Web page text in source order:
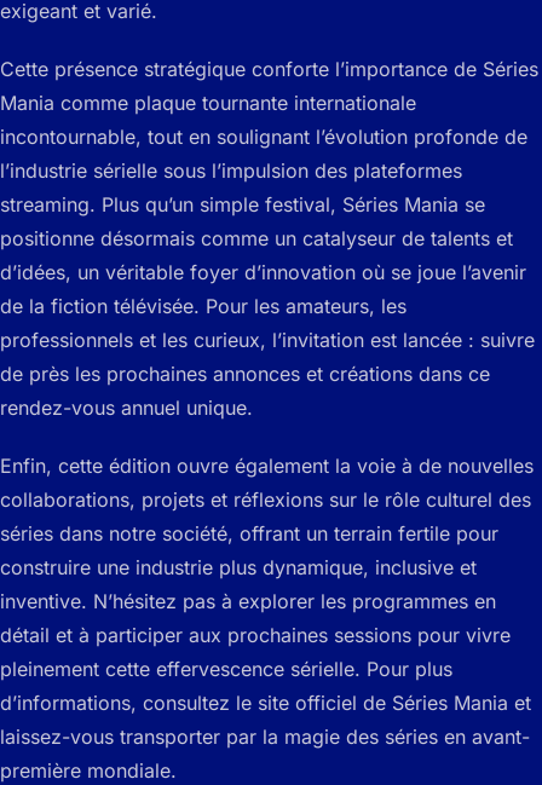
exigeant et varié.
Cette présence stratégique conforte l’importance de Séries
Mania comme plaque tournante internationale
incontournable, tout en soulignant l’évolution profonde de
l’industrie sérielle sous l’impulsion des plateformes
streaming. Plus qu’un simple festival, Séries Mania se
positionne désormais comme un catalyseur de talents et
d’idées, un véritable foyer d’innovation où se joue l’avenir
de la fiction télévisée. Pour les amateurs, les
professionnels et les curieux, l’invitation est lancée : suivre
de près les prochaines annonces et créations dans ce
rendez-vous annuel unique.
Enfin, cette édition ouvre également la voie à de nouvelles
collaborations, projets et réflexions sur le rôle culturel des
séries dans notre société, offrant un terrain fertile pour
construire une industrie plus dynamique, inclusive et
inventive. N’hésitez pas à explorer les programmes en
détail et à participer aux prochaines sessions pour vivre
pleinement cette effervescence sérielle. Pour plus
d’informations, consultez le site officiel de Séries Mania et
laissez-vous transporter par la magie des séries en avant-
première mondiale.